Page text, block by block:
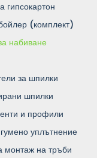
гипсокартон
(комплект)
набиване
за шпилки
шпилки
и профили
уплътнение
монтаж на тръби